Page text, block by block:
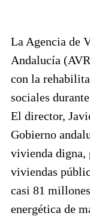
La Agencia de
Andalucía
con la
sociales
El director,
Gobierno
vivienda digna,
viviendas
casi 81
energética de